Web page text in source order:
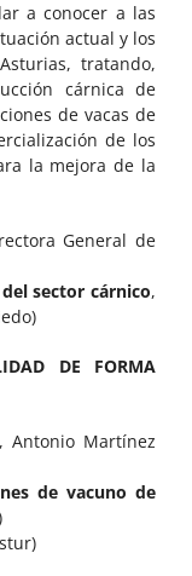
a conocer a las
actual y los
tratando,
cárnica de
de vacas de
de los
la mejora de la
General de
sector cárnico,
DE FORMA
, Antonio Martínez
de vacuno de